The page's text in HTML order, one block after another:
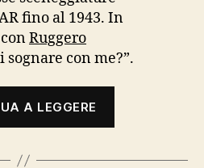
fino al 1943. In
Ruggero
sognare con me?”.
A LEGGERE
me?»